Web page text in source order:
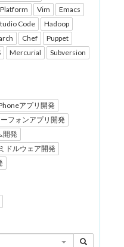
Vim
Emacs
Code
Hadoop
Chef
Puppet
Mercurial Subversion
アプリ開発
フォンアプリ開発
開発
ドルウェア開発